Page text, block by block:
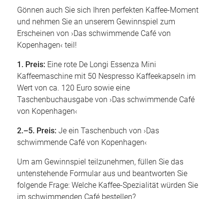
Gönnen auch Sie sich Ihren perfekten Kaffee-Moment
und nehmen Sie an unserem Gewinnspiel zum
Erscheinen von ›Das schwimmende Café von
Kopenhagen‹ teil!
1. Preis: Eine rote De Longi Essenza Mini
Kaffeemaschine mit 50 Nespresso Kaffeekapseln im
Wert von ca. 120 Euro sowie eine
Taschenbuchausgabe von ›Das schwimmende Café
von Kopenhagen‹
2.–5. Preis: Je ein Taschenbuch von ›Das
schwimmende Café von Kopenhagen‹
Um am Gewinnspiel teilzunehmen, füllen Sie das
untenstehende Formular aus und beantworten Sie
folgende Frage: Welche Kaffee-Spezialität würden Sie
im schwimmenden Café bestellen?